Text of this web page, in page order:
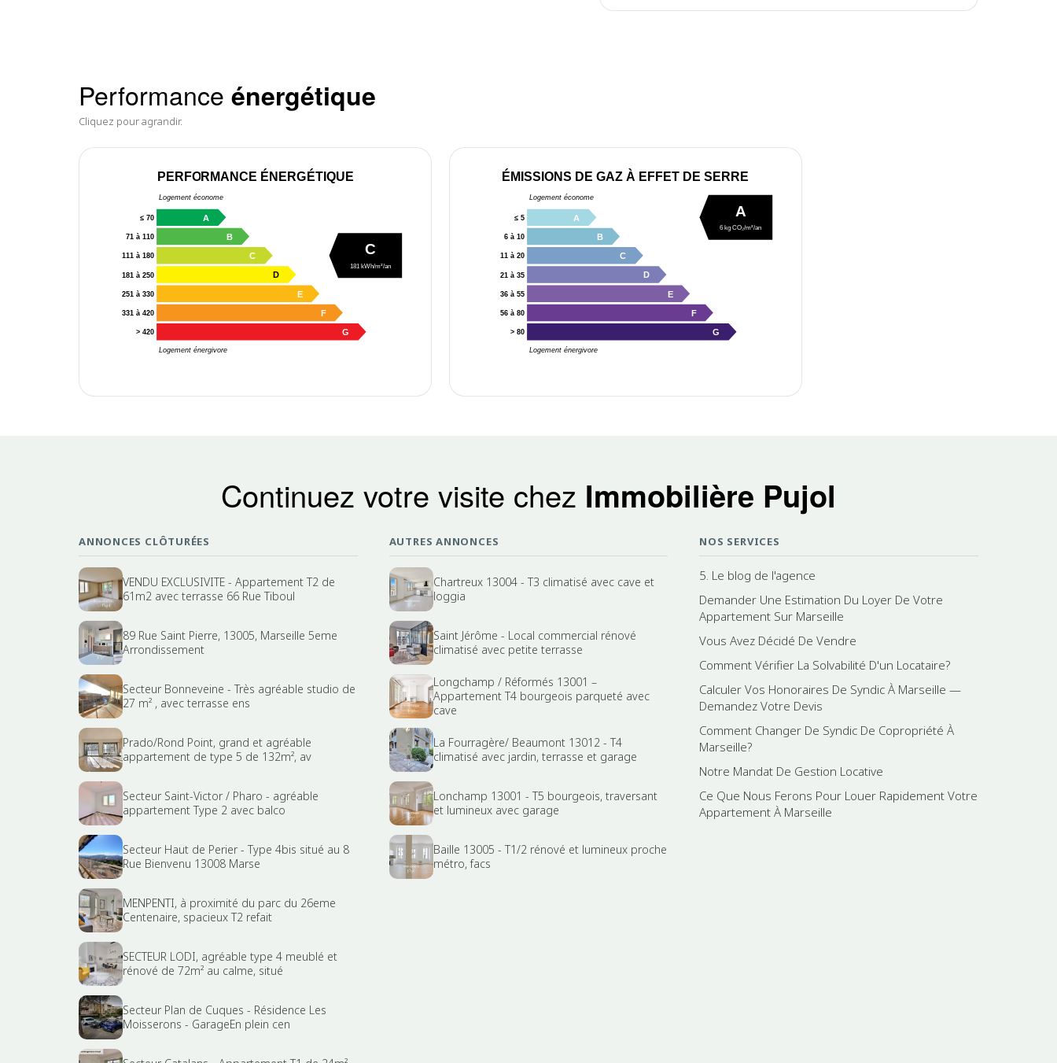
Performance énergétique
Cliquez pour agrandir.
PERFORMANCE ÉNERGÉTIQUE
Logement économe
Logement énergivore
≤ 70 A
71 à 110 B
111 à 180 C
181 à 250 D
251 à 330 E
331 à 420 F
> 420 G
C
181 kWh/m²/an
ÉMISSIONS DE GAZ À EFFET DE SERRE
Logement économe
Logement énergivore
≤ 5 A
6 à 10 B
11 à 20 C
21 à 35 D
36 à 55 E
56 à 80 F
> 80 G
A
6 kg CO₂/m²/an
Continuez votre visite chez Immobilière Pujol
ANNONCES CLÔTURÉES
VENDU EXCLUSIVITE - Appartement T2 de
61m2 avec terrasse 66 Rue Tiboul
89 Rue Saint Pierre, 13005, Marseille 5eme
Arrondissement
Secteur Bonneveine - Très agréable studio de
27 m² , avec terrasse ens
Prado/Rond Point, grand et agréable
appartement de type 5 de 132m², av
Secteur Saint-Victor / Pharo - agréable
appartement Type 2 avec balco
Secteur Haut de Perier - Type 4bis situé au 8
Rue Bienvenu 13008 Marse
MENPENTI, à proximité du parc du 26eme
Centenaire, spacieux T2 refait
SECTEUR LODI, agréable type 4 meublé et
rénové de 72m² au calme, situé
Secteur Plan de Cuques - Résidence Les
Moisserons - GarageEn plein cen
AUTRES ANNONCES
Chartreux 13004 - T3 climatisé avec cave et
loggia
Saint Jérôme - Local commercial rénové
climatisé avec petite terrasse
Longchamp / Réformés 13001 –
Appartement T4 bourgeois parqueté avec
cave
La Fourragère/ Beaumont 13012 - T4
climatisé avec jardin, terrasse et garage
Lonchamp 13001 - T5 bourgeois, traversant
et lumineux avec garage
Baille 13005 - T1/2 rénové et lumineux proche
métro, facs
NOS SERVICES
5. Le blog de l'agence
Demander Une Estimation Du Loyer De Votre
Appartement Sur Marseille
Vous Avez Décidé De Vendre
Comment Vérifier La Solvabilité D'un Locataire?
Calculer Vos Honoraires De Syndic À Marseille —
Demandez Votre Devis
Comment Changer De Syndic De Copropriété À
Marseille?
Notre Mandat De Gestion Locative
Ce Que Nous Ferons Pour Louer Rapidement Votre
Appartement À Marseille